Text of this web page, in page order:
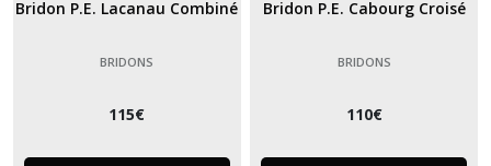
Bridon P.E. Lacanau Combiné
BRIDONS
115€
Bridon P.E. Cabourg Croisé
BRIDONS
110€